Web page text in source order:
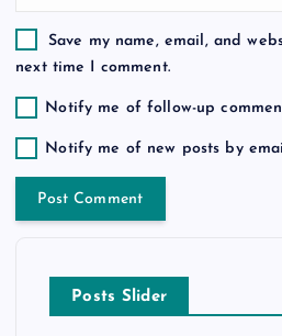
Save my name, email, and
next time I comment.
Notify me of follow-up
Notify me of new posts by
Posts Slider